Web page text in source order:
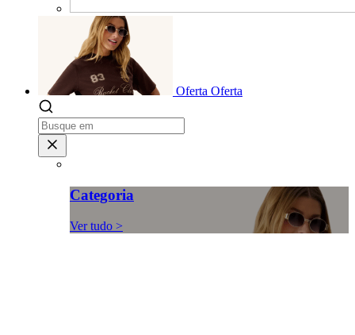
Oferta Oferta
Categoria
Ver tudo >